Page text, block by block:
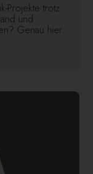
Projekte trotz
und
Genau hier...